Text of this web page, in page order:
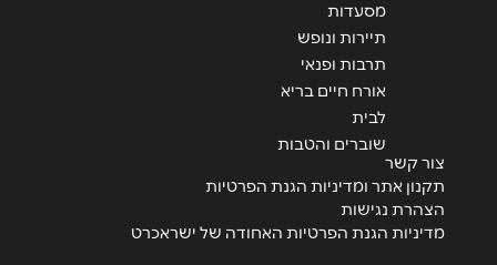
מסעדות
תיירות ונופש
תרבות ופנאי
אורח חיים בריא
לבית
שוברים והטבות
צור קשר
תקנון אתר ומדיניות הגנת הפרטיות
הצהרת נגישות
מדיניות הגנת הפרטיות האחודה של ישראכרט